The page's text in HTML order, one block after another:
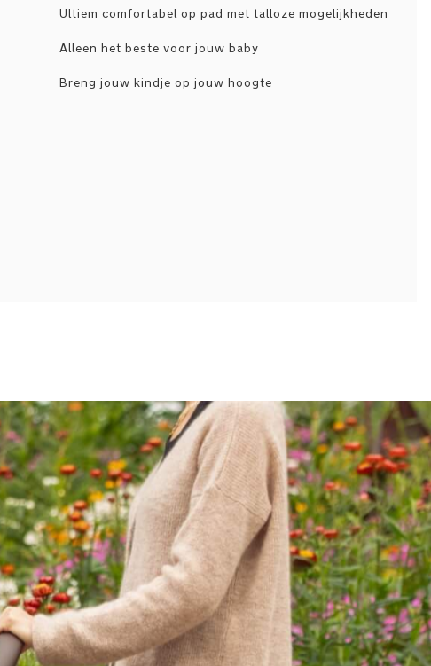
Ultiem comfortabel op pad met talloze mogelijkheden
Alleen het beste voor jouw baby
Breng jouw kindje op jouw hoogte